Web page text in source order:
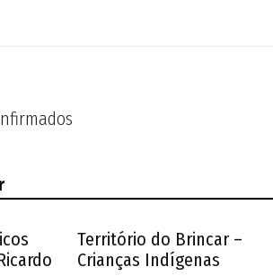
Território do Brincar –
Crianças Indígenas